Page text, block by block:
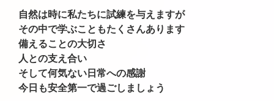
自然は時に私たちに試練を与えますが
その中で学ぶこともたくさんあります
備えることの大切さ
人との支え合い
そして何気ない日常への感謝
今日も安全第一で過ごしましょう